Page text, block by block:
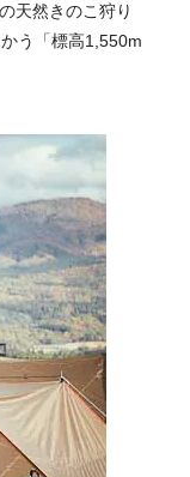
天然きのこ狩り
う「標高1,550m